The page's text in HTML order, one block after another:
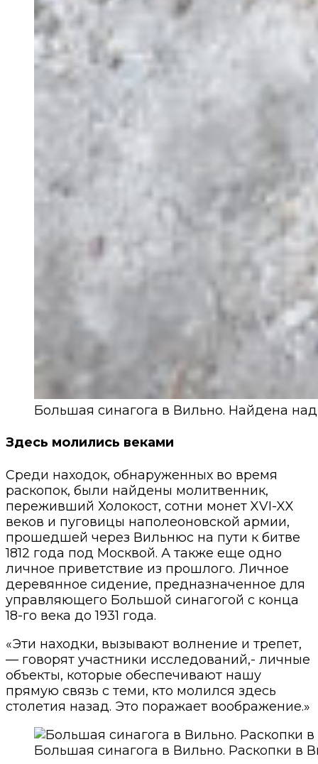
Большая синагога в Вильно. Найдена
Здесь молились веками
Среди находок, обнаруженных во время
раскопок, были найдены молитвенник,
переживший Холокост, сотни монет XVI-XX
веков и пуговицы наполеоновской армии,
прошедшей через Вильнюс на пути к битве
1812 года под Москвой. А также еще одно
личное приветствие из прошлого. Личное
деревянное сидение, предназначенное для
управляющего Большой синагогой с конца
18-го века до 1931 года.
«Эти находки, вызывают волнение и трепет,
— говорят участники исследований,- личные
объекты, которые обеспечивают нашу
прямую связь с теми, кто молился здесь
столетия назад. Это поражает воображение.»
Большая синагога в Вильно. Раскопки